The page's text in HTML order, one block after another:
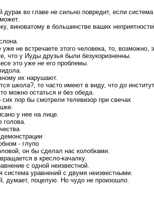
во главе не сильно повредит, если система
виноватому в большинстве ваших
не встречаете этого человека, то, возможно,
что у Иуды друзья были безукоризненны.
это уже не его проблемы.
их нарушают.
школа?, то часто имеют в виду, что до
можно остаться и без обеда.
пор бы смотрели телевизор при свечах
у нее на лице.
голова.
- глупо
он бы сделал нас колобками.
в кресло-качалку.
с одной неизвестной.
система уравнений с двумя неизвестными.
думает, поцелую. Но чудо не произошло.